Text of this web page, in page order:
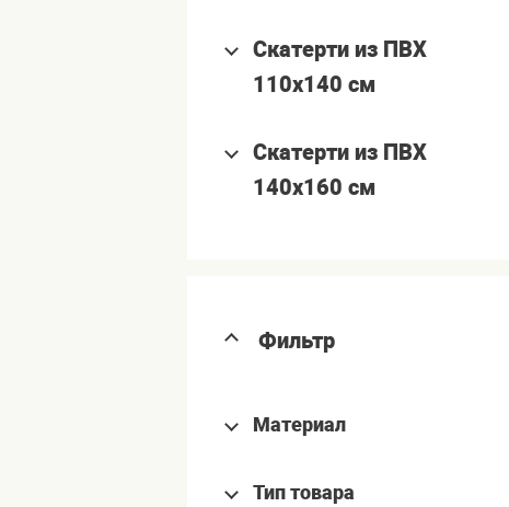
Скатерти из ПВХ
110x140 см
Скатерти из ПВХ
140x160 см
Фильтр
Материал
Тип товара